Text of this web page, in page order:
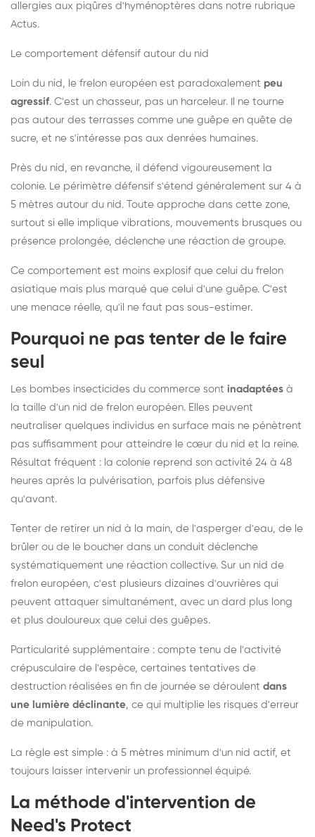
allergies aux piqûres d'hyménoptères dans notre rubrique
Actus.
Le comportement défensif autour du nid
Loin du nid, le frelon européen est paradoxalement peu
agressif. C'est un chasseur, pas un harceleur. Il ne tourne
pas autour des terrasses comme une guêpe en quête de
sucre, et ne s'intéresse pas aux denrées humaines.
Près du nid, en revanche, il défend vigoureusement la
colonie. Le périmètre défensif s'étend généralement sur 4 à
5 mètres autour du nid. Toute approche dans cette zone,
surtout si elle implique vibrations, mouvements brusques ou
présence prolongée, déclenche une réaction de groupe.
Ce comportement est moins explosif que celui du frelon
asiatique mais plus marqué que celui d'une guêpe. C'est
une menace réelle, qu'il ne faut pas sous-estimer.
Pourquoi ne pas tenter de le faire
seul
Les bombes insecticides du commerce sont inadaptées à
la taille d'un nid de frelon européen. Elles peuvent
neutraliser quelques individus en surface mais ne pénètrent
pas suffisamment pour atteindre le cœur du nid et la reine.
Résultat fréquent : la colonie reprend son activité 24 à 48
heures après la pulvérisation, parfois plus défensive
qu'avant.
Tenter de retirer un nid à la main, de l'asperger d'eau, de le
brûler ou de le boucher dans un conduit déclenche
systématiquement une réaction collective. Sur un nid de
frelon européen, c'est plusieurs dizaines d'ouvrières qui
peuvent attaquer simultanément, avec un dard plus long
et plus douloureux que celui des guêpes.
Particularité supplémentaire : compte tenu de l'activité
crépusculaire de l'espèce, certaines tentatives de
destruction réalisées en fin de journée se déroulent dans
une lumière déclinante, ce qui multiplie les risques d'erreur
de manipulation.
La règle est simple : à 5 mètres minimum d'un nid actif, et
toujours laisser intervenir un professionnel équipé.
La méthode d'intervention de
Need's Protect